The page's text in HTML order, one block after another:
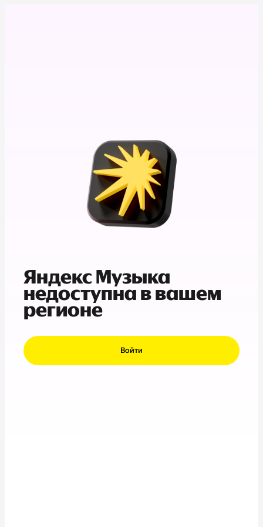
Яндекс Музыка
недоступна в вашем
регионе
Войти